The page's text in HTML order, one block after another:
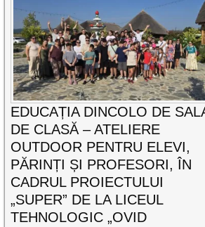
EDUCAȚIA DINCOLO DE
DE CLASĂ – ATELIERE
OUTDOOR PENTRU ELEVI,
PĂRINȚI ȘI PROFESORI, ÎN
CADRUL PROIECTULUI
„SUPER” DE LA LICEUL
TEHNOLOGIC „OVID